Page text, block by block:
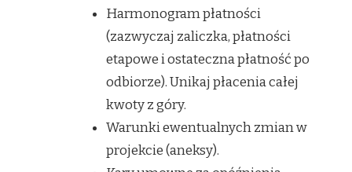
Harmonogram płatności
(zazwyczaj zaliczka, płatności
etapowe i ostateczna płatność po
odbiorze). Unikaj płacenia całej
kwoty z góry.
Warunki ewentualnych zmian w
projekcie (aneksy).